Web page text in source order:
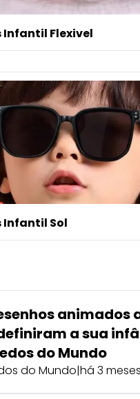
Infantil Flexivel
Infantil Sol
animados
a sua
do Mundo
do Mundo|há 3 meses